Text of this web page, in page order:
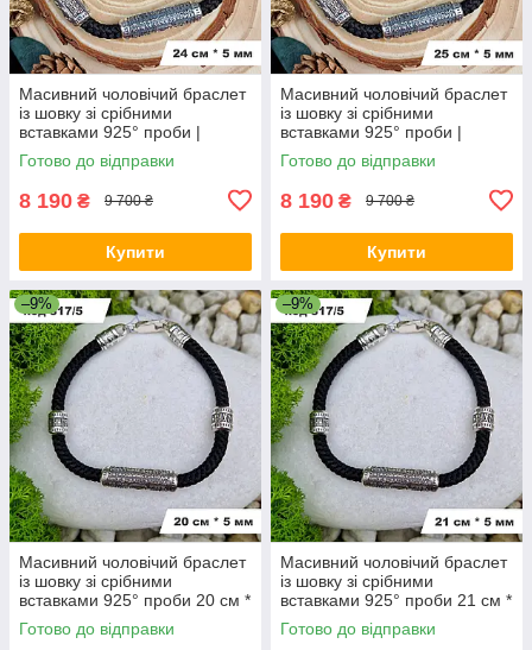
Масивний чоловічий браслет
із шовку зі срібними
вставками 925° проби |
Срібний браслет
Готово до відправки
8 190 ₴ 9 700 ₴
Купити
Масивний чоловічий браслет
із шовку зі срібними
вставками 925° проби |
Срібний браслет
Готово до відправки
8 190 ₴ 9 700 ₴
Купити
–9%
Масивний чоловічий браслет
із шовку зі срібними
вставками 925° проби 20 см *
5 мм
Готово до відправки
–9%
Масивний чоловічий браслет
із шовку зі срібними
вставками 925° проби 21 см *
5 мм
Готово до відправки